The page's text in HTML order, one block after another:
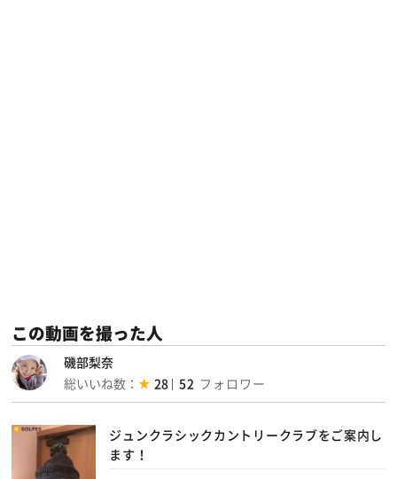
この動画を撮った人
磯部梨奈
総いいね数：
28 52
ジュンクラシックカントリークラブをご案内し
ます！